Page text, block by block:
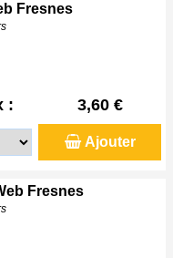
Fresnes
: 3,60 €
Ajouter
Fresnes